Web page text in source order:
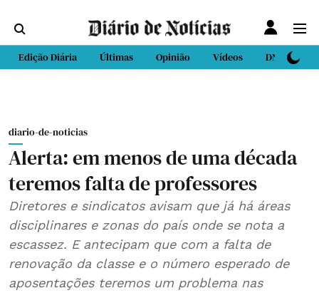
Edição Diária Últimas Opinião Vídeos DN Sport
diario-de-noticias
Alerta: em menos de uma década
teremos falta de professores
Diretores e sindicatos avisam que já há áreas
disciplinares e zonas do país onde se nota a
escassez. E antecipam que com a falta de
renovação da classe e o número esperado de
aposentações teremos um problema nas